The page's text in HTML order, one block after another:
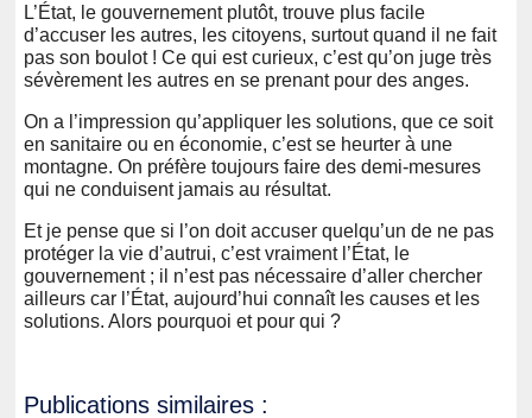
L’État, le gouvernement plutôt, trouve plus facile
d’accuser les autres, les citoyens, surtout quand il ne fait
pas son boulot ! Ce qui est curieux, c’est qu’on juge très
sévèrement les autres en se prenant pour des anges.
On a l’impression qu’appliquer les solutions, que ce soit
en sanitaire ou en économie, c’est se heurter à une
montagne. On préfère toujours faire des demi-mesures
qui ne conduisent jamais au résultat.
Et je pense que si l’on doit accuser quelqu’un de ne pas
protéger la vie d’autrui, c’est vraiment l’État, le
gouvernement ; il n’est pas nécessaire d’aller chercher
ailleurs car l’État, aujourd’hui connaît les causes et les
solutions. Alors pourquoi et pour qui ?
Publications similaires :